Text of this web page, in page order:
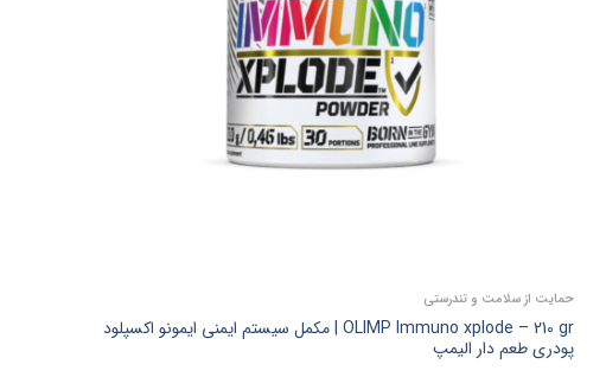
حمایت از سلامت و تندرستی
OLIMP Immuno xplode – 210 gr | مکمل سیستم ایمنی ایمونو اکسپلود
پودری طعم دار الیمپ